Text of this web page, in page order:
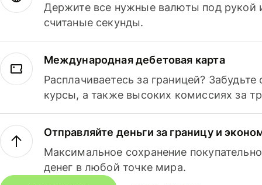
Держите все нужные валюты под рукой
считаные секунды.
Международная дебетовая карта
Расплачиваетесь за границей?
курсы, а также высоких комиссиях за
Отправляйте деньги за границу и
Максимальное сохранение
денег в любой точке мира.